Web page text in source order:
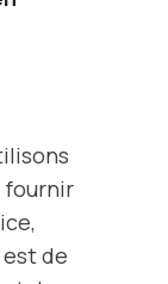
fournir
de